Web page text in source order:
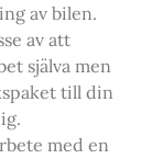
av bilen.
av att
själva men
till din
med en